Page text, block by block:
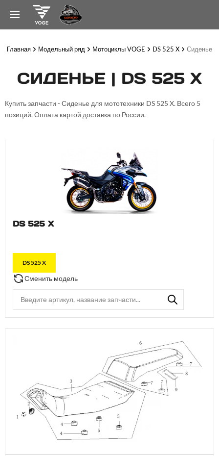
Главная Модельный ряд Мотоциклы VOGE DS 525 X Сиденье
СИДЕНЬЕ | DS 525 X
Купить запчасти - Сиденье для мототехники DS 525 X. Всего 5
позиций. Оплата картой доставка по России.
DS 525 X
DS 525 X
Сменить модель